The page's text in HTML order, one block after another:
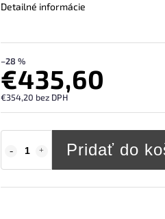
–28 %
€435,60
€354,20 bez DPH
Pridať do
Detailné informácie